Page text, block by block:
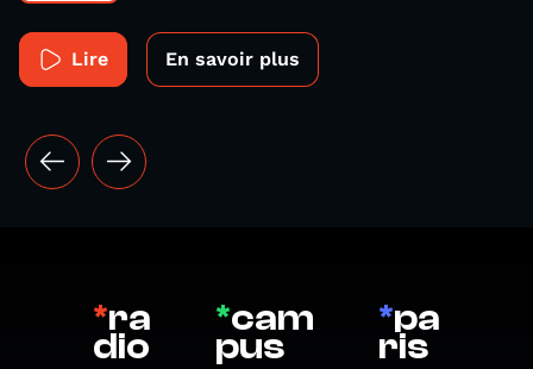
Lire En savoir plus
*ra
dio
*cam
pus
*pa
ris